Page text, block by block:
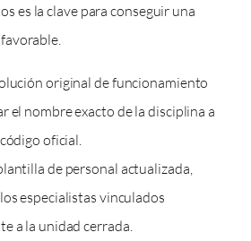
es la clave para conseguir una
original de funcionamiento
el nombre exacto de la disciplina a
oficial.
de personal actualizada,
especialistas vinculados
a la unidad cerrada.